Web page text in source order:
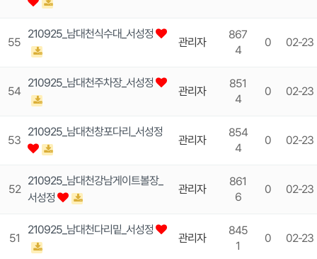
55
210925_남대천식수대_서성정
관리자
867
4
0 02-23
54
210925_남대천주차장_서성정
관리자
851
4
0 02-23
53
210925_남대천창포다리_서성정
관리자
854
4
0 02-23
52
210925_남대천강남게이트볼장_
서성정
관리자
861
6
0 02-23
51
210925_남대천다리밑_서성정
관리자
845
1
0 02-23